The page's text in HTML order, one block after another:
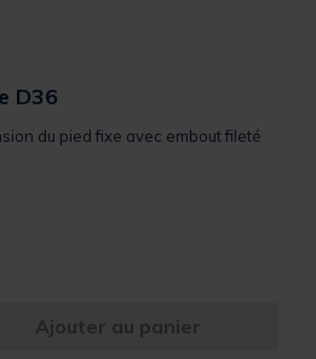
D36
du pied fixe avec embout fileté
Ajouter au panier